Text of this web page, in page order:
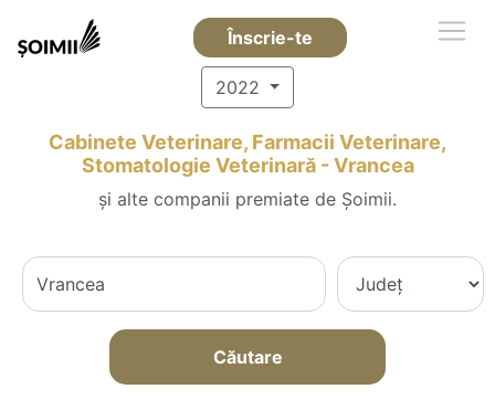
Înscrie-te
2022
Cabinete Veterinare, Farmacii Veterinare,
Stomatologie Veterinară - Vrancea
și alte companii premiate de Șoimii.
Căutare